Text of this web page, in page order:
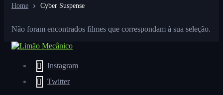
Home Cyber Suspense
Não foram encontrados filmes que correspondam à sua seleção.
Instagram
Twitter